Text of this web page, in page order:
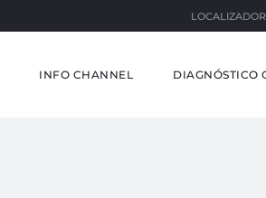
INFO CHANNEL DIAGNÓSTICO